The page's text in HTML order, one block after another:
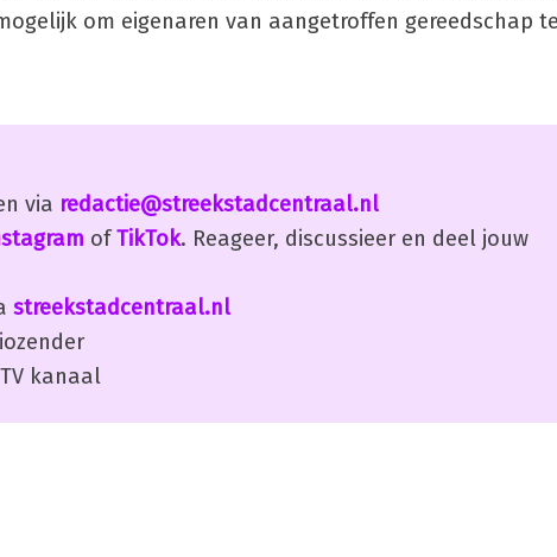
om eigenaren van aangetroffen gereedschap
via redactie@streekstadcentraal.nl
ofTikTok. Reageer, discussieer en deel jouw
streekstadcentraal.nl
kanaal